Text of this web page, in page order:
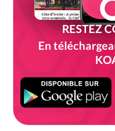
RESTEZ
En